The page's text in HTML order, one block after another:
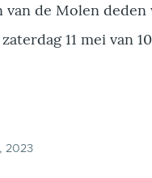
van de Molen
11 mei van
2023